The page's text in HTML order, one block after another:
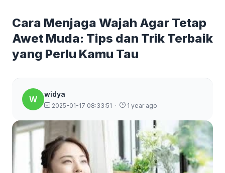
Cara Menjaga Wajah Agar Tetap
Awet Muda: Tips dan Trik Terbaik
yang Perlu Kamu Tau
W
widya
2025-01-17 08:33:51 · 1 year ago